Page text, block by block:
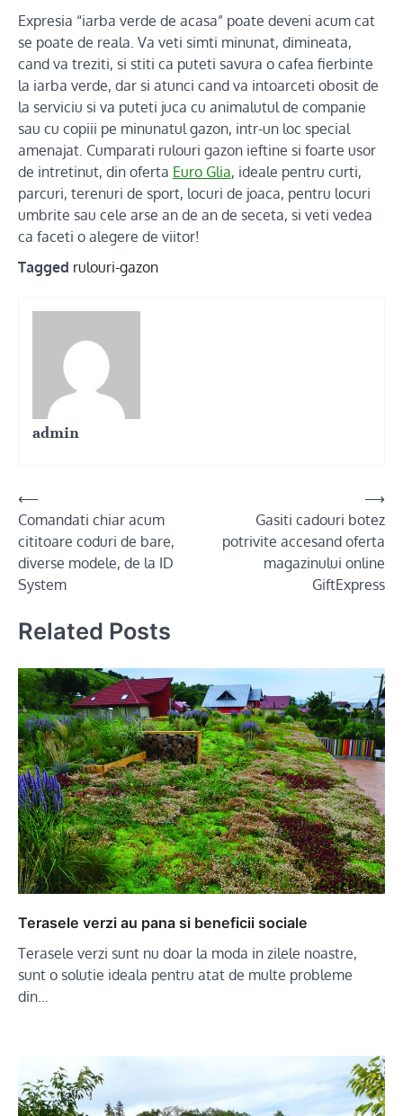
Expresia “iarba verde de acasa” poate deveni acum cat
se poate de reala. Va veti simti minunat, dimineata,
cand va treziti, si stiti ca puteti savura o cafea fierbinte
la iarba verde, dar si atunci cand va intoarceti obosit de
la serviciu si va puteti juca cu animalutul de companie
sau cu copiii pe minunatul gazon, intr-un loc special
amenajat. Cumparati rulouri gazon ieftine si foarte usor
de intretinut, din oferta Euro Glia, ideale pentru curti,
parcuri, terenuri de sport, locuri de joaca, pentru locuri
umbrite sau cele arse an de an de seceta, si veti vedea
ca faceti o alegere de viitor!
Tagged rulouri-gazon
admin
Post
navigation
⟵
Comandati chiar acum
cititoare coduri de bare,
diverse modele, de la ID
System
Gasiti cadouri botez
potrivite accesand oferta
magazinului online
GiftExpress
⟶
Related Posts
Terasele verzi au pana si beneficii sociale
Terasele verzi sunt nu doar la moda in zilele noastre,
sunt o solutie ideala pentru atat de multe probleme
din…